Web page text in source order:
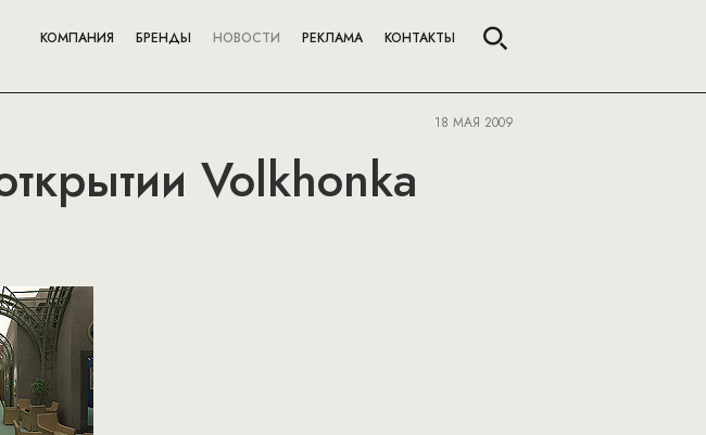
КОМПАНИЯ БРЕНДЫ НОВОСТИ РЕКЛАМА КОНТАКТЫ
18 МАЯ 2009
Volkhonka